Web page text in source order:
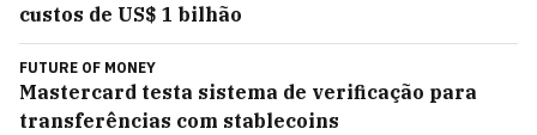
custos de US$ 1 bilhão
FUTURE OF MONEY
Mastercard testa sistema de verificação para
transferências com stablecoins